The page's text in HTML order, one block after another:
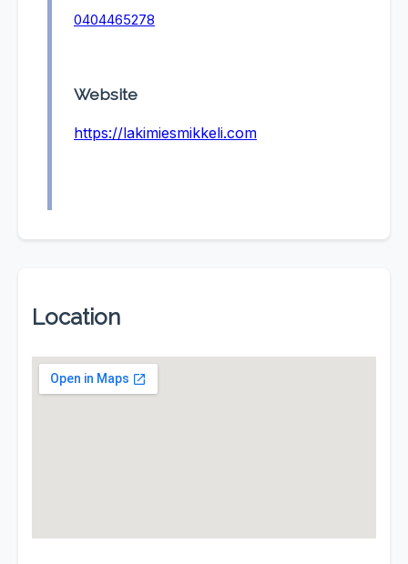
0404465278
Website
https://lakimiesmikkeli.com
Location